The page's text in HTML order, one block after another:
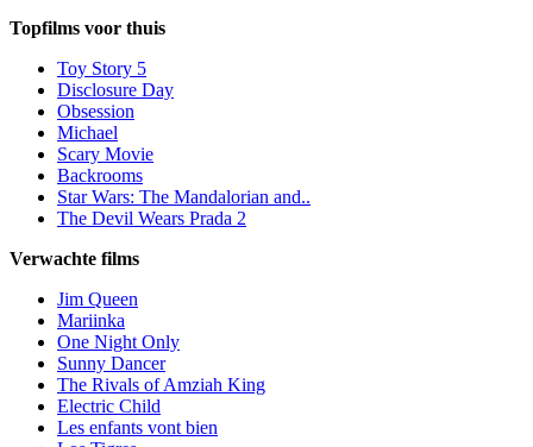
Topfilms voor thuis
Toy Story 5
Disclosure Day
Obsession
Michael
Scary Movie
Backrooms
Star Wars: The Mandalorian and..
The Devil Wears Prada 2
Verwachte films
Jim Queen
Mariinka
One Night Only
Sunny Dancer
The Rivals of Amziah King
Electric Child
Les enfants vont bien